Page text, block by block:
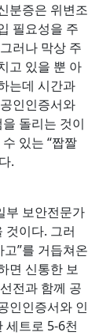
분증은 위변조
필요성을 주
러나 막상 주
고 있을 뿐 아
는데 시간과
인인증서와
돌리는 것이
있는 “짭짤
.
부 보안전문가
것이다. 그러
”를 거듭쳐온
면 신통한 보
전과 함께 공
인인증서와 인
세트로 5-6천